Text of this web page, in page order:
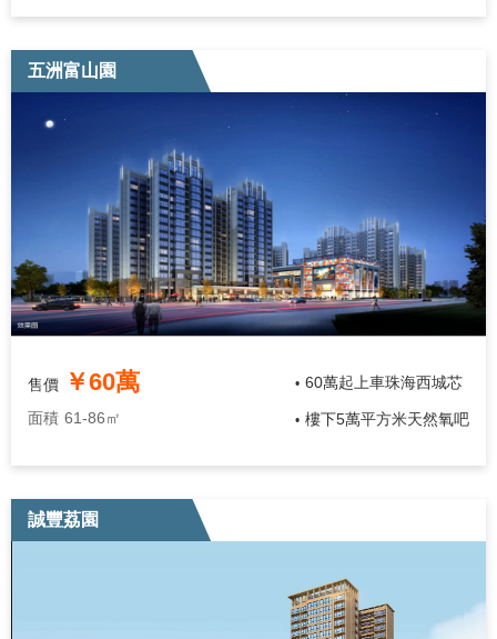
五洲富山園
售價 ￥60萬
面積 61-86㎡
• 60萬起上車珠海西城芯
• 樓下5萬平方米天然氧吧
誠豐荔園